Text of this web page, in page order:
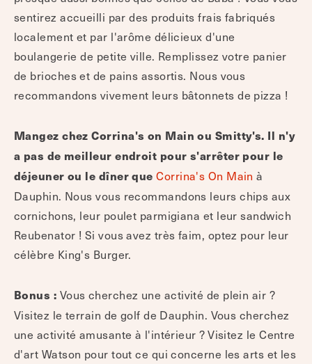
sentirez accueilli par des produits frais fabriqués
localement et par l'arôme délicieux d'une
boulangerie de petite ville. Remplissez votre panier
de brioches et de pains assortis. Nous vous
recommandons vivement leurs bâtonnets de pizza !
Mangez chez Corrina's on Main ou Smitty's. Il n'y
a pas de meilleur endroit pour s'arrêter pour le
déjeuner ou le dîner queCorrina's On Main à
Dauphin. Nous vous recommandons leurs chips aux
cornichons, leur poulet parmigiana et leur sandwich
Reubenator ! Si vous avez très faim, optez pour leur
célèbre King's Burger.
Bonus : Vous cherchez une activité de plein air ?
Visitez le terrain de golf de Dauphin. Vous cherchez
une activité amusante à l'intérieur ? Visitez le Centre
d'art Watson pour tout ce qui concerne les arts et les